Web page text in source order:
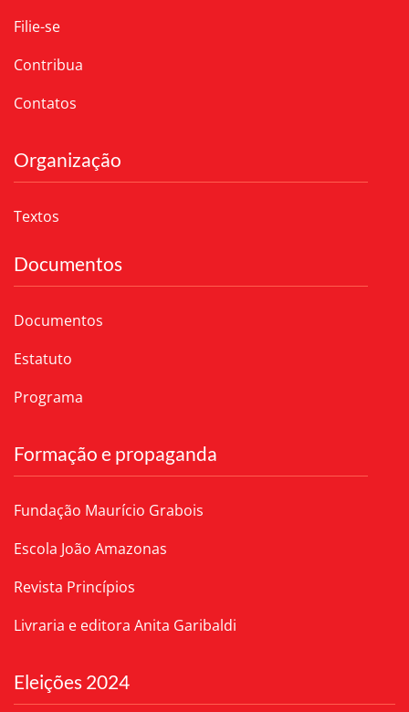
Filie-se
Contribua
Contatos
Organização
Textos
Documentos
Documentos
Estatuto
Programa
Formação e propaganda
Fundação Maurício Grabois
Escola João Amazonas
Revista Princípios
Livraria e editora Anita Garibaldi
Eleições 2024